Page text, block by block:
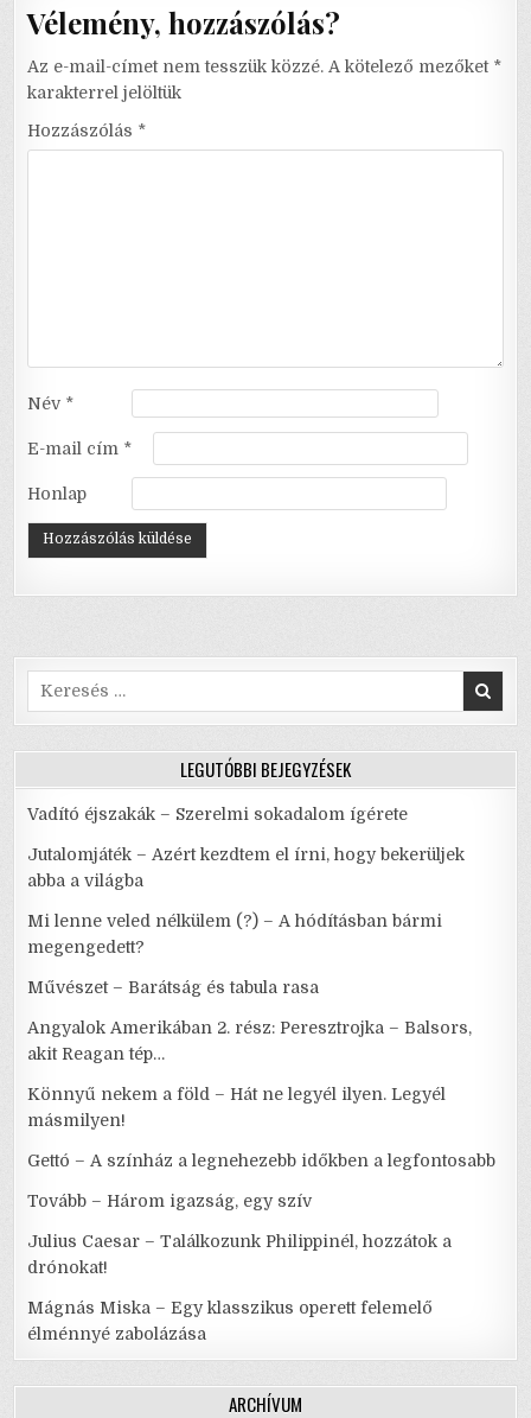
Vélemény, hozzászólás?
Az e-mail-címet nem tesszük közzé. A kötelező mezőket *
karakterrel jelöltük
Hozzászólás *
Név *
E-mail cím *
Honlap
Search
for:
LEGUTÓBBI BEJEGYZÉSEK
Vadító éjszakák – Szerelmi sokadalom ígérete
Jutalomjáték – Azért kezdtem el írni, hogy bekerüljek
abba a világba
Mi lenne veled nélkülem (?) – A hódításban bármi
megengedett?
Művészet – Barátság és tabula rasa
Angyalok Amerikában 2. rész: Peresztrojka – Balsors,
akit Reagan tép…
Könnyű nekem a föld – Hát ne legyél ilyen. Legyél
másmilyen!
Gettó – A színház a legnehezebb időkben a legfontosabb
Tovább – Három igazság, egy szív
Julius Caesar – Találkozunk Philippinél, hozzátok a
drónokat!
Mágnás Miska – Egy klasszikus operett felemelő
élménnyé zabolázása
ARCHÍVUM